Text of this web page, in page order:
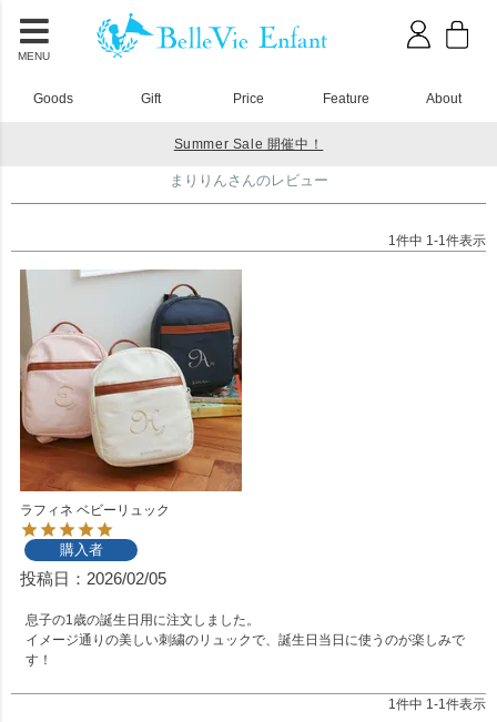
MENU
Goods Gift Price Feature About
Summer Sale 開催中！
まりりんさんのレビュー
まりりんさんのレビュー
1 件中 1 -1 件表示
ラフィネ ベビーリュック
購入者
投稿日 2026/02/05
息子の1歳の誕生日用に注文しました。
イメージ通りの美しい刺繍のリュックで、誕生日当日に使うのが楽しみで
す！
1 件中 1 -1 件表示